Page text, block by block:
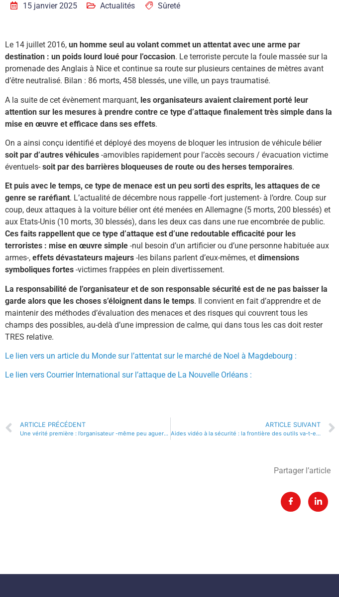
15 janvier 2025 Actualités Sûreté
Le 14 juillet 2016, un homme seul au volant commet un attentat avec une arme par
destination : un poids lourd loué pour l’occasion. Le terroriste percute la foule massée sur la
promenade des Anglais à Nice et continue sa route sur plusieurs centaines de mètres avant
d’être neutralisé. Bilan : 86 morts, 458 blessés, une ville, un pays traumatisé.
A la suite de cet évènement marquant, les organisateurs avaient clairement porté leur
attention sur les mesures à prendre contre ce type d’attaque finalement très simple dans la
mise en œuvre et efficace dans ses effets.
On a ainsi conçu identifié et déployé des moyens de bloquer les intrusion de véhicule bélier
soit par d’autres véhicules -amovibles rapidement pour l’accès secours / évacuation victime
éventuels- soit par des barrières bloqueuses de route ou des herses temporaires.
Et puis avec le temps, ce type de menace est un peu sorti des esprits, les attaques de ce
genre se raréfiant. L’actualité de décembre nous rappelle -fort justement- à l’ordre. Coup sur
coup, deux attaques à la voiture bélier ont été menées en Allemagne (5 morts, 200 blessés) et
aux Etats-Unis (10 morts, 30 blessés), dans les deux cas dans une rue encombrée de public.
Ces faits rappellent que ce type d’attaque est d’une redoutable efficacité pour les
terroristes : mise en œuvre simple -nul besoin d’un artificier ou d’une personne habituée aux
armes-, effets dévastateurs majeurs -les bilans parlent d’eux-mêmes, et dimensions
symboliques fortes -victimes frappées en plein divertissement.
La responsabilité de l’organisateur et de son responsable sécurité est de ne pas baisser la
garde alors que les choses s’éloignent dans le temps. Il convient en fait d’apprendre et de
maintenir des méthodes d’évaluation des menaces et des risques qui couvrent tous les
champs des possibles, au-delà d’une impression de calme, qui dans tous les cas doit rester
TRES relative.
Le lien vers un article du Monde sur l’attentat sur le marché de Noel à Magdebourg :
Le lien vers Courrier International sur l’attaque de La Nouvelle Orléans :
ARTICLE PRÉCÉDENT
Une vérité première : l’organisateur -même peu aguerri- est responsable de la sécurité de son évènement
ARTICLE SUIVANT
Aides vidéo à la sécurité : la frontière des outils va-t-elle reculer ?
Partager l’article